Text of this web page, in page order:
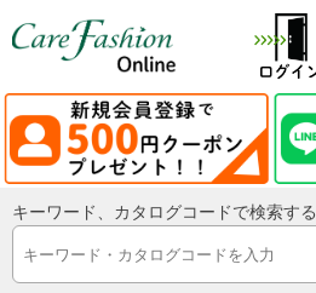
キーワード、カタログコードで検索する